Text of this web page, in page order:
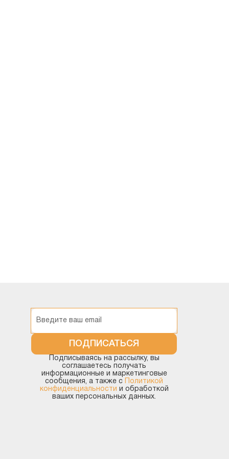
ПОДПИСАТЬСЯ
Подписываясь на рассылку, вы
соглашаетесь получать
информационные и маркетинговые
сообщения, а также с
Политикой
конфиденциальности и обработкой
ваших персональных данных.